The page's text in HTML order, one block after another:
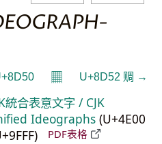
𝄜 U+8D52 赒 →
統合表意文字 / CJK
Ideographs (U+4E00
PDF表格